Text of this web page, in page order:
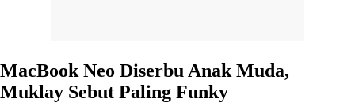
MacBook Neo Diserbu Anak Muda,
Muklay Sebut Paling Funky